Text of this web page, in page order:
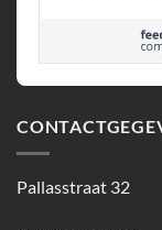
Pallasstraat 32